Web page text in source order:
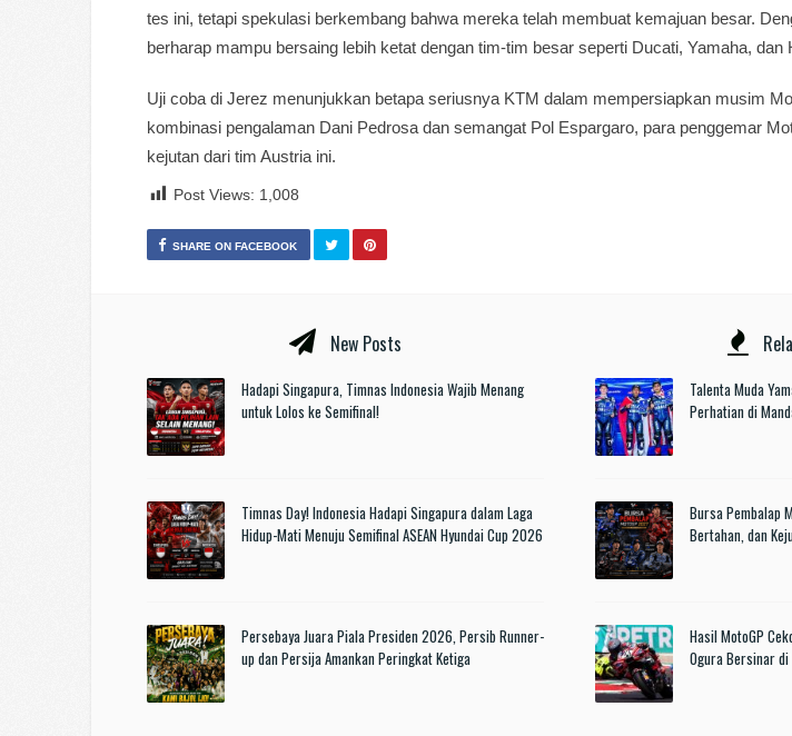
tes ini, tetapi spekulasi berkembang bahwa mereka telah membuat kemajuan besar.
berharap mampu bersaing lebih ketat dengan tim-tim besar seperti Ducati, Yamaha, dan
Uji coba di Jerez menunjukkan betapa seriusnya KTM dalam mempersiapkan musim
kombinasi pengalaman Dani Pedrosa dan semangat Pol Espargaro, para penggemar
kejutan dari tim Austria ini.
Post Views: 1,008
SHARE ON FACEBOOK
New Posts
Hadapi Singapura, Timnas Indonesia Wajib Menang
untuk Lolos ke Semifinal!
Timnas Day! Indonesia Hadapi Singapura dalam Laga
Hidup-Mati Menuju Semifinal ASEAN Hyundai Cup 2026
Persebaya Juara Piala Presiden 2026, Persib Runner-
up dan Persija Amankan Peringkat Ketiga
Talenta Muda
Perhatian di
Bursa Pembalap
Bertahan, dan
Hasil MotoGP
Ogura Bersinar di